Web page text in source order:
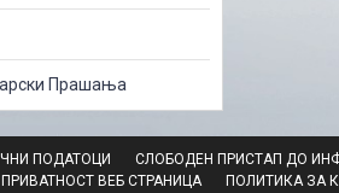
Прашања
ПОДАТОЦИ СЛОБОДЕН ПРИСТАП ДО
ВЕБ СТРАНИЦА
ПОЛИТИКА ЗА